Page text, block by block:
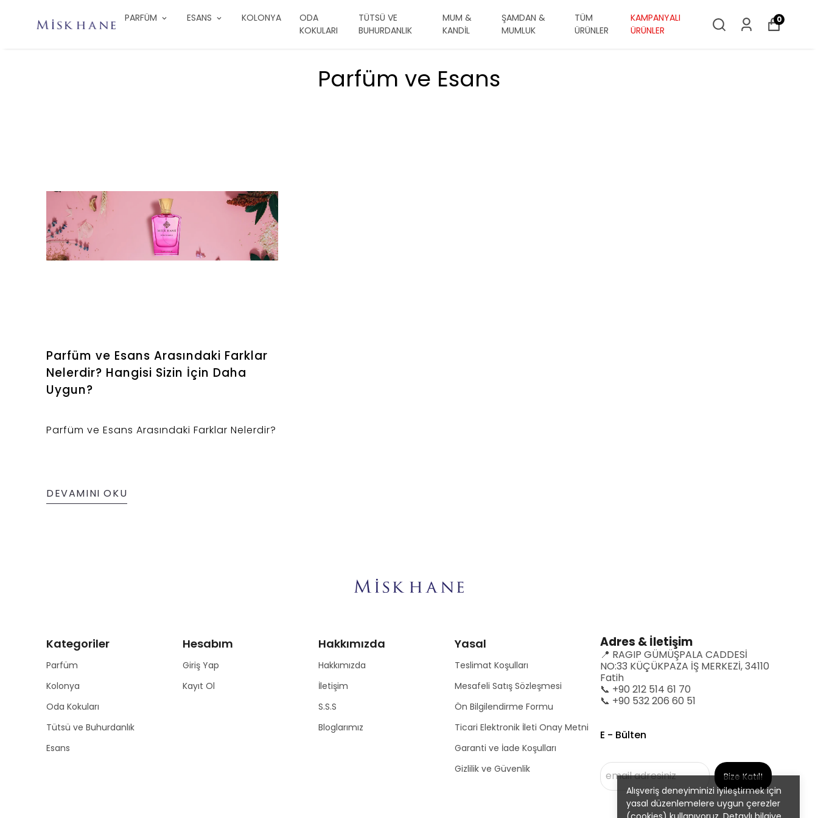
PARFÜM ESANS KOLONYA
ODA
KOKULARI
TÜTSÜ VE
BUHURDANLIK
MUM &
KANDİL
ŞAMDAN &
MUMLUK
TÜM
ÜRÜNLER
KAMPANYALI
ÜRÜNLER
0
Alışveriş deneyiminizi iyileştirmek için
yasal düzenlemelere uygun çerezler
Parfüm ve Esans
Parfüm ve Esans Arasındaki Farklar
Nelerdir? Hangisi Sizin İçin Daha
Uygun?
Parfüm ve Esans Arasındaki Farklar Nelerdir?
DEVAMINI OKU
Kategoriler
Parfüm
Kolonya
Oda Kokuları
Tütsü ve Buhurdanlık
Esans
Hesabım
Giriş Yap
Kayıt Ol
Hakkımızda
Hakkımızda
İletişim
S.S.S
Bloglarımız
Yasal
Teslimat Koşulları
Mesafeli Satış Sözleşmesi
Ön Bilgilendirme Formu
Ticari Elektronik İleti Onay Metni
Garanti ve İade Koşulları
Gizlilik ve Güvenlik
Adres & İletişim
📍 RAGIP GÜMÜŞPALA CADDESİ
NO:33 KÜÇÜKPAZA İŞ MERKEZİ, 34110
Fatih
📞 +90 212 514 61 70
📞 +90 532 206 60 51
E - Bülten
Bize Katıl!